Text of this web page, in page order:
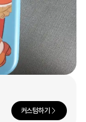
커스텀하기